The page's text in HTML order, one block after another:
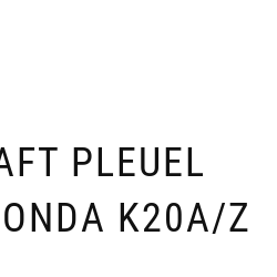
PLEUEL
K20A/Z